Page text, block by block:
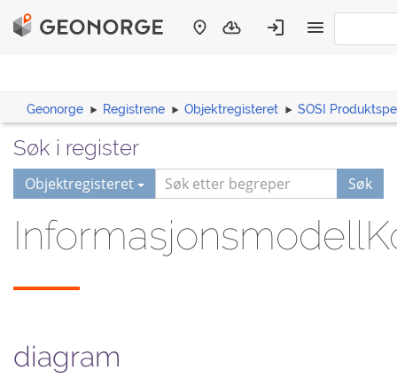
Geonorge Registrene Objektregisteret SOSI
Søk i register
Objektregisteret Søk
diagram